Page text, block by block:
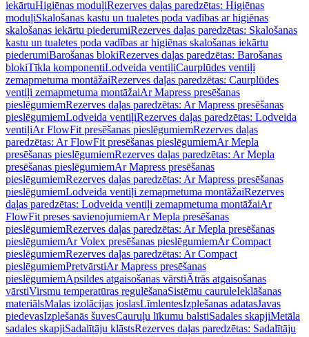
iekārtuHigiēnas moduļiRezerves daļas paredzētas: Higiēnas
moduļiSkalošanas kastu un tualetes poda vadības ar higiēnas
skalošanas iekārtu piederumiRezerves daļas paredzētas: Skalošanas
kastu un tualetes poda vadības ar higiēnas skalošanas iekārtu
piederumiBarošanas blokiRezerves daļas paredzētas: Barošanas
blokiTīkla komponentiLodveida ventiļiCaurplūdes ventiļi
zemapmetuma montāžaiRezerves daļas paredzētas: Caurplūdes
ventiļi zemapmetuma montāžaiAr Mapress presēšanas
pieslēgumiemRezerves daļas paredzētas: Ar Mapress presēšanas
pieslēgumiemLodveida ventiļiRezerves daļas paredzētas: Lodveida
ventiļiAr FlowFit presēšanas pieslēgumiemRezerves daļas
paredzētas: Ar FlowFit presēšanas pieslēgumiemAr Mepla
presēšanas pieslēgumiemRezerves daļas paredzētas: Ar Mepla
presēšanas pieslēgumiemAr Mapress presēšanas
pieslēgumiemRezerves daļas paredzētas: Ar Mapress presēšanas
pieslēgumiemLodveida ventiļi zemapmetuma montāžaiRezerves
daļas paredzētas: Lodveida ventiļi zemapmetuma montāžaiAr
FlowFit preses savienojumiemAr Mepla presēšanas
pieslēgumiemRezerves daļas paredzētas: Ar Mepla presēšanas
pieslēgumiemAr Volex presēšanas pieslēgumiemAr Compact
pieslēgumiemRezerves daļas paredzētas: Ar Compact
pieslēgumiemPretvārstiAr Mapress presēšanas
pieslēgumiemApsildes atgaisošanas vārstiĀtrās atgaisošanas
vārstiVirsmu temperatūras regulēšanaSistēmu cauruleIeklāšanas
materiālsMalas izolācijas joslasLīmlentesIzplešanas adatasJavas
piedevasIzplešanās šuvesCauruļu līkumu balstiSadales skapjiMetāla
sadales skapjiSadalītāju klāstsRezerves daļas paredzētas: Sadalītāju